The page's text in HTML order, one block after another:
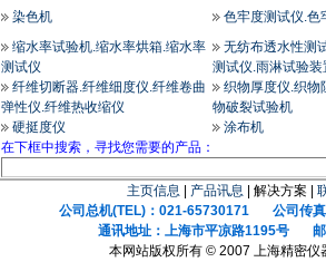
染色机
色牢度测试仪.色
缩水率试验机.缩水率烘箱.缩水率
测试仪
无纺布透水性测
测试仪.雨淋试验装
纤维切断器.纤维细度仪.纤维卷曲
弹性仪.纤维热收缩仪
织物厚度仪.织物
物破裂试验机
硬挺度仪
涂布机
在下框中搜索，寻找您需要的产品：
主页信息 产品讯息 | 解决方案 |
公司总机(TEL)：021-65730171 公司传真
通讯地址：上海市平凉路1195号 邮
本网站版权所有 © 2007 上海精密仪